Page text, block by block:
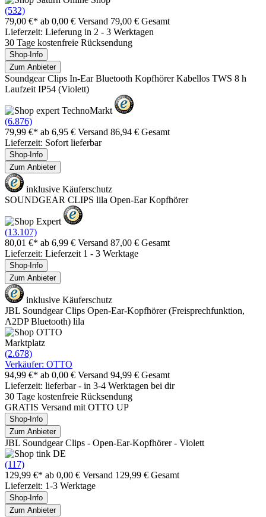
(532)
79,00 €* ab 0,00 € Versand 79,00 € Gesamt
Lieferzeit: Lieferung in 2 - 3 Werktagen
30 Tage kostenfreie Rücksendung
Shop-Info
Zum Anbieter
Soundgear Clips In-Ear Bluetooth Kopfhörer Kabellos TWS 8 h
Laufzeit IP54 (Violett)
(6.876)
79,99 €* ab 6,95 € Versand 86,94 € Gesamt
Lieferzeit: Sofort lieferbar
Shop-Info
Zum Anbieter
inklusive Käuferschutz
SOUNDGEAR CLIPS lila Open-Ear Kopfhörer
(13.107)
80,01 €* ab 6,99 € Versand 87,00 € Gesamt
Lieferzeit: Lieferzeit 1 - 3 Werktage
Shop-Info
Zum Anbieter
inklusive Käuferschutz
JBL Soundgear Clips Open-Ear-Kopfhörer (Freisprechfunktion,
A2DP Bluetooth) lila
Marktplatz
(2.678)
Verkäufer: OTTO
94,99 €* ab 0,00 € Versand 94,99 € Gesamt
Lieferzeit: lieferbar - in 3-4 Werktagen bei dir
30 Tage kostenfreie Rücksendung
GRATIS Versand mit OTTO UP
Shop-Info
Zum Anbieter
JBL Soundgear Clips - Open-Ear-Kopfhörer - Violett
(117)
129,99 €* ab 0,00 € Versand 129,99 € Gesamt
Lieferzeit: 1-3 Werktage
Shop-Info
Zum Anbieter